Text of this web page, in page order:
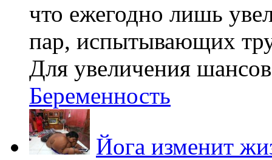
что ежегодно лишь
пар, испытывающих
Для увеличения
Беременность
Йога изменит